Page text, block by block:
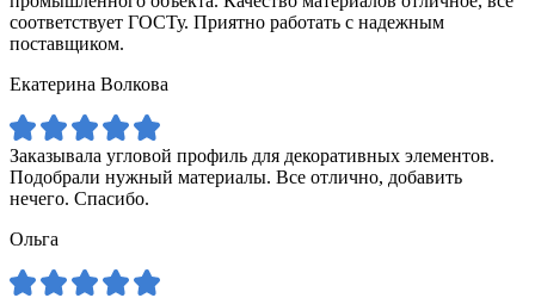
соответствует ГОСТу. Приятно работать с надежным
поставщиком.
Екатерина Волкова
Заказывала угловой профиль для декоративных элементов.
Подобрали нужный материалы. Все отлично, добавить
нечего. Спасибо.
Ольга